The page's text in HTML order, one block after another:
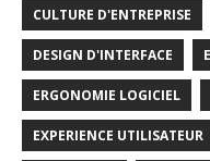
CULTURE D'ENTREPRISE
DESIGN D'INTERFACE
ERGONOMIE LOGICIEL
EXPERIENCE UTILISATEUR